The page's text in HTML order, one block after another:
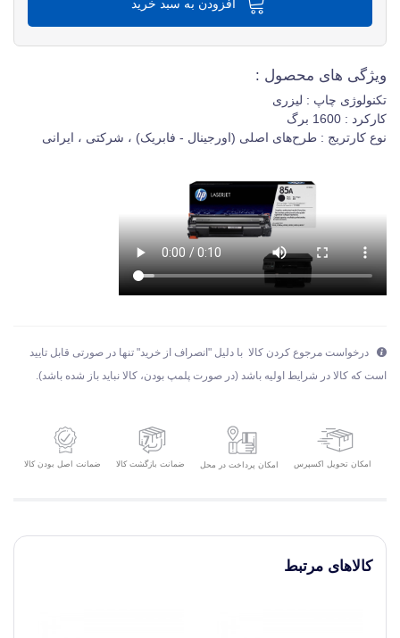
افزودن به سبد خرید
ویژگی های محصول :
تکنولوژی چاپ : لیزری
کارکرد : 1600 برگ
نوع کارتریج : طرح‌های اصلی (اورجینال - فابریک) ، شرکتی ، ایرانی
درخواست مرجوع کردن کالا با دلیل "انصراف از خرید" تنها در صورتی قابل تایید
است که کالا در شرایط اولیه باشد (در صورت پلمپ بودن، کالا نباید باز شده باشد).
امکان تحویل اکسپرس امکان پرداخت در محل ضمانت بازگشت کالا ضمانت اصل بودن کالا
کالاهای مرتبط